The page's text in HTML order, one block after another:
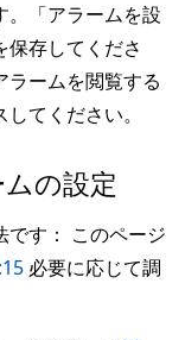
。「アラームを設
存してくださ
ラームを閲覧する
てください。
の設定
です： このページ
必要に応じて調